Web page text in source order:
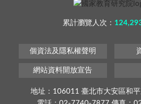
累計瀏覽人次：
個資法及隱私權聲明
網站資料開放宣告
地址：106011 臺北市大安區和